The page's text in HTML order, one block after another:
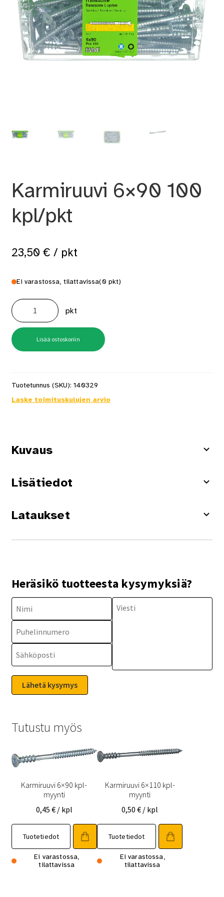
Karmiruuvi 6×90 100
kpl/pkt
23,50 € / pkt
Ei varastossa, tilattavissa(0 pkt)
Karmiruuvi
6x90
100
kpl/pkt
määrä
pkt
Lisää ostoskoriin
Tuotetunnus (SKU): 140329
Laske toimituskulujen arvio
Kuvaus
Lisätiedot
Lataukset
Heräsikö tuotteesta kysymyksiä?
Tutustu myös
Karmiruuvi 6×90 kpl-
myynti
0,45 € / kpl
Tuotetiedot
Ei varastossa,
tilattavissa
Karmiruuvi 6×110 kpl-
myynti
0,50€ / kpl
Tuotetiedot
Ei varastossa,
tilattavissa